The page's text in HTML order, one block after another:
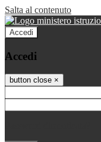
Salta al contenuto
Accedi
Accedi
button close ×